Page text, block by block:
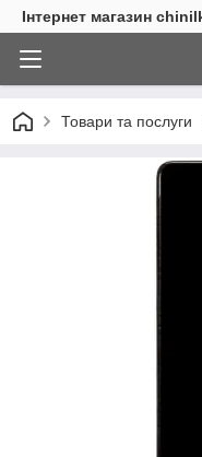
Інтернет магазин
Товари та послуги